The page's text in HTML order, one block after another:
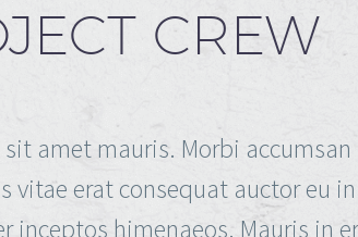
CREW
amet mauris. Morbi
erat consequat auctor eu
inceptos himenaeos. Mauris in